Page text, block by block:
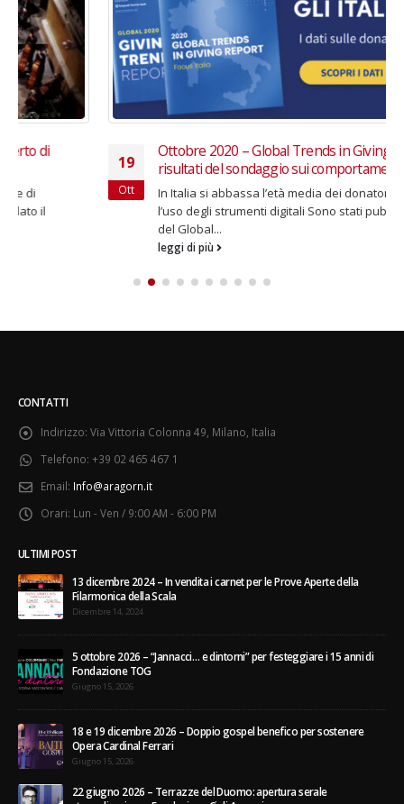
19
Ott
Ottobre 2020 – Global Trends in Giving 2020, i
risultati del sondaggio sui comportamenti donativi
In Italia si abbassa l’età media dei donatori e aumenta
l’uso degli strumenti digitali Sono stati pubblicati i risultati
CONTATTI
Indirizzo: Via Vittoria Colonna 49, Milano, Italia
Telefono: +39 02 465 467 1
Email: Info@aragorn.it
Orari: Lun - Ven / 9:00 AM - 6:00 PM
ULTIMI POST
13 dicembre 2024 – In vendita i carnet per le Prove Aperte della
Filarmonica della Scala
Dicembre 14, 2024
5 ottobre 2026 – “Jannacci… e dintorni” per festeggiare i 15 anni di
Fondazione TOG
Giugno 15, 2026
18 e 19 dicembre 2026 – Doppio gospel benefico per sostenere
Opera Cardinal Ferrari
Giugno 15, 2026
22 giugno 2026 – Terrazze del Duomo: apertura serale